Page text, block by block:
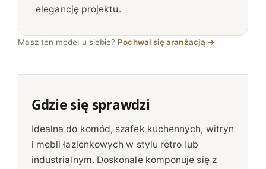
elegancję projektu.
Masz ten model u siebie? Pochwal się aranżacją →
Gdzie się sprawdzi
Idealna do komód, szafek kuchennych, witryn
i mebli łazienkowych w stylu retro lub
industrialnym. Doskonale komponuje się z